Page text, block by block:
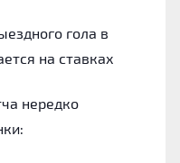
гола в
на ставках
нередко